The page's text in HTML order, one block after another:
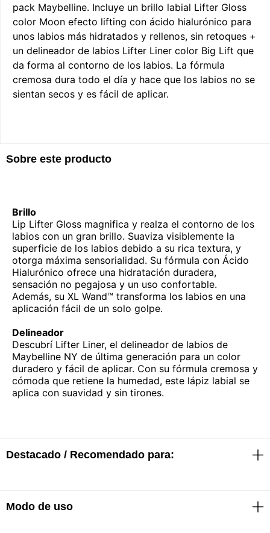
Sobre este producto
Brillo
Lip Lifter Gloss magnifica y realza el contorno de los
labios con un gran brillo. Suaviza visiblemente la
superficie de los labios debido a su rica textura, y
otorga máxima sensorialidad. Su fórmula con Ácido
Hialurónico ofrece una hidratación duradera,
sensación no pegajosa y un uso confortable.
Además, su XL Wand™ transforma los labios en una
aplicación fácil de un solo golpe.
Delineador
Descubrí Lifter Liner, el delineador de labios de
Maybelline NY de última generación para un color
duradero y fácil de aplicar. Con su fórmula cremosa y
cómoda que retiene la humedad, este lápiz labial se
aplica con suavidad y sin tirones.
Destacado / Recomendado para:
Brillo
Modo de uso
pack Maybelline. Incluye un brillo labial Lifter Gloss
color Moon efecto lifting con ácido hialurónico para
unos labios más hidratados y rellenos, sin retoques +
un delineador de labios Lifter Liner color Big Lift que
da forma al contorno de los labios. La fórmula
cremosa dura todo el día y hace que los labios no se
sientan secos y es fácil de aplicar.